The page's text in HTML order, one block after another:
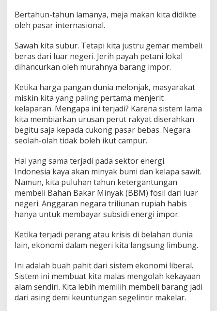
Bertahun-tahun lamanya, meja makan kita didikte
oleh pasar internasional.
Sawah kita subur. Tetapi kita justru gemar membeli
beras dari luar negeri. Jerih payah petani lokal
dihancurkan oleh murahnya barang impor.
Ketika harga pangan dunia melonjak, masyarakat
miskin kita yang paling pertama menjerit
kelaparan. Mengapa ini terjadi? Karena sistem lama
kita membiarkan urusan perut rakyat diserahkan
begitu saja kepada cukong pasar bebas. Negara
seolah-olah tidak boleh ikut campur.
Hal yang sama terjadi pada sektor energi.
Indonesia kaya akan minyak bumi dan kelapa sawit.
Namun, kita puluhan tahun ketergantungan
membeli Bahan Bakar Minyak (BBM) fosil dari luar
negeri. Anggaran negara triliunan rupiah habis
hanya untuk membayar subsidi energi impor.
Ketika terjadi perang atau krisis di belahan dunia
lain, ekonomi dalam negeri kita langsung limbung.
Ini adalah buah pahit dari sistem ekonomi liberal.
Sistem ini membuat kita malas mengolah kekayaan
alam sendiri. Kita lebih memilih membeli barang jadi
dari asing demi keuntungan segelintir makelar.